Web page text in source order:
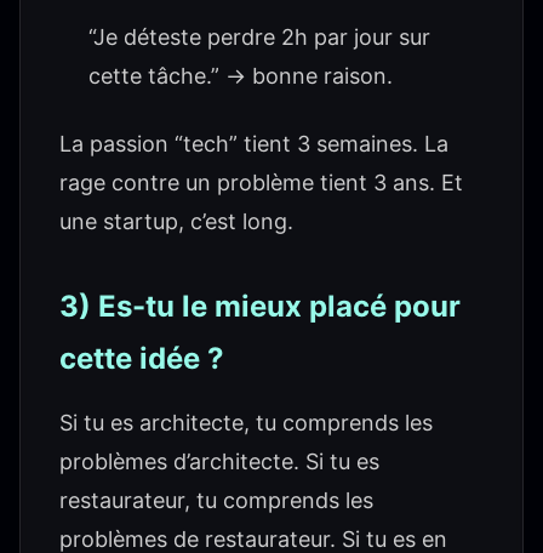
“Je déteste perdre 2h par jour sur
cette tâche.” → bonne raison.
La passion “tech” tient 3 semaines. La
rage contre un problème tient 3 ans. Et
une startup, c’est long.
3) Es-tu le mieux placé pour
cette idée ?
Si tu es architecte, tu comprends les
problèmes d’architecte. Si tu es
restaurateur, tu comprends les
problèmes de restaurateur. Si tu es en